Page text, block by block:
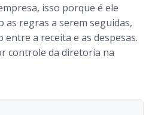
isso porque é ele
as regras a serem seguidas,
a receita e as despesas.
controle da diretoria na